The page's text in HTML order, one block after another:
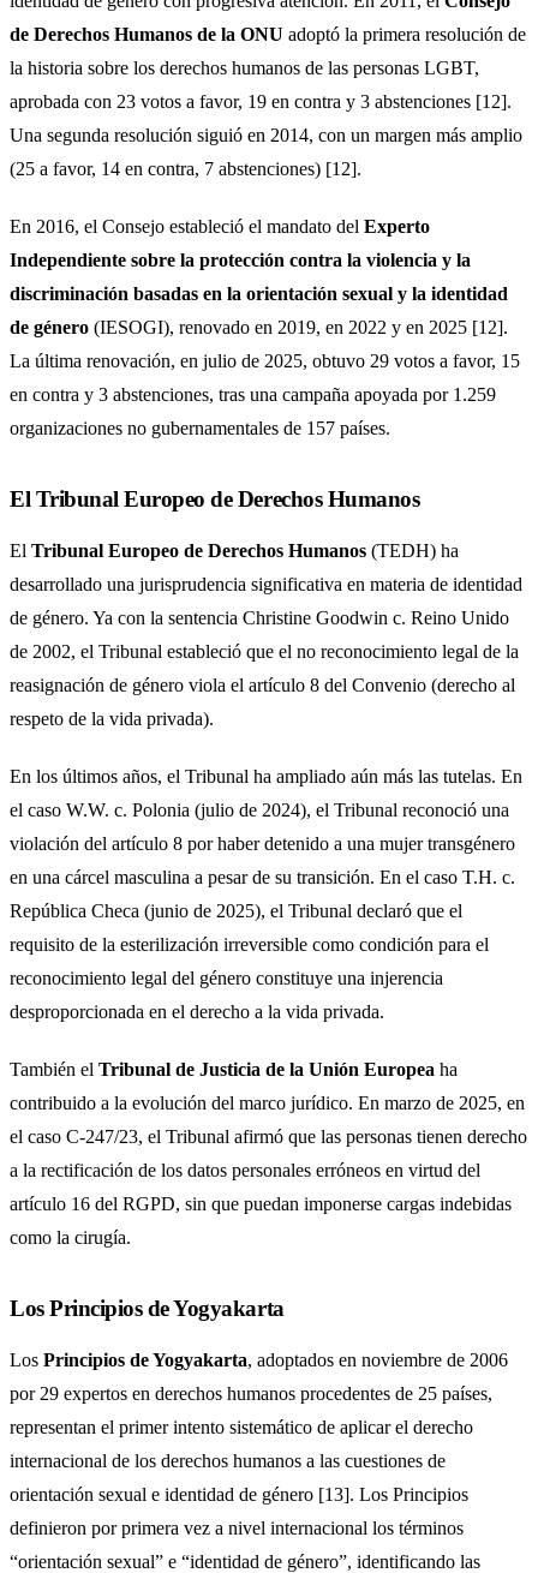
de Derechos Humanos de la ONU adoptó la primera resolución de
la historia sobre los derechos humanos de las personas LGBT,
aprobada con 23 votos a favor, 19 en contra y 3 abstenciones [12].
Una segunda resolución siguió en 2014, con un margen más amplio
(25 a favor, 14 en contra, 7 abstenciones) [12].
En 2016, el Consejo estableció el mandato del Experto
Independiente sobre la protección contra la violencia y la
discriminación basadas en la orientación sexual y la identidad
de género (IESOGI), renovado en 2019, en 2022 y en 2025 [12].
La última renovación, en julio de 2025, obtuvo 29 votos a favor, 15
en contra y 3 abstenciones, tras una campaña apoyada por 1.259
organizaciones no gubernamentales de 157 países.
El Tribunal Europeo de Derechos Humanos
El Tribunal Europeo de Derechos Humanos (TEDH) ha
desarrollado una jurisprudencia significativa en materia de identidad
de género. Ya con la sentencia Christine Goodwin c. Reino Unido
de 2002, el Tribunal estableció que el no reconocimiento legal de la
reasignación de género viola el artículo 8 del Convenio (derecho al
respeto de la vida privada).
En los últimos años, el Tribunal ha ampliado aún más las tutelas. En
el caso W.W. c. Polonia (julio de 2024), el Tribunal reconoció una
violación del artículo 8 por haber detenido a una mujer transgénero
en una cárcel masculina a pesar de su transición. En el caso T.H. c.
República Checa (junio de 2025), el Tribunal declaró que el
requisito de la esterilización irreversible como condición para el
reconocimiento legal del género constituye una injerencia
desproporcionada en el derecho a la vida privada.
También el Tribunal de Justicia de la Unión Europea ha
contribuido a la evolución del marco jurídico. En marzo de 2025, en
el caso C-247/23, el Tribunal afirmó que las personas tienen derecho
a la rectificación de los datos personales erróneos en virtud del
artículo 16 del RGPD, sin que puedan imponerse cargas indebidas
como la cirugía.
Los Principios de Yogyakarta
Los Principios de Yogyakarta, adoptados en noviembre de 2006
por 29 expertos en derechos humanos procedentes de 25 países,
representan el primer intento sistemático de aplicar el derecho
internacional de los derechos humanos a las cuestiones de
orientación sexual e identidad de género [13]. Los Principios
definieron por primera vez a nivel internacional los términos
“orientación sexual” e “identidad de género”, identificando las